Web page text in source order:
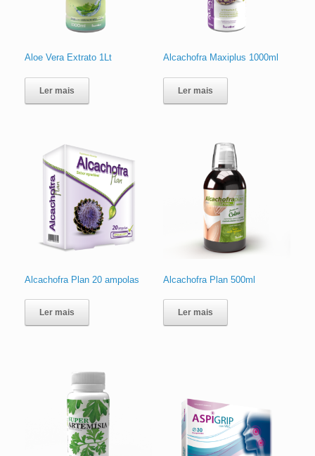
Aloe Vera Extrato 1Lt
Ler mais
Alcachofra Maxiplus 1000ml
Ler mais
Alcachofra Plan 20 ampolas
Ler mais
Alcachofra Plan 500ml
Ler mais